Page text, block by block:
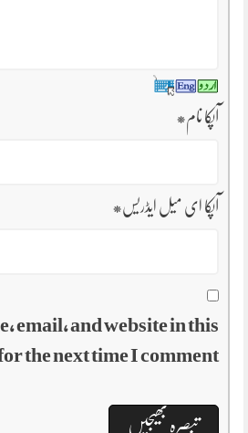
آپکا نام*
آپکا ای میل ایڈریس*
email, and website in this
the next time I comment.